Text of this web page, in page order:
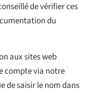
de vérifier ces
du
aux sites web
compte via notre
de saisir le nom dans